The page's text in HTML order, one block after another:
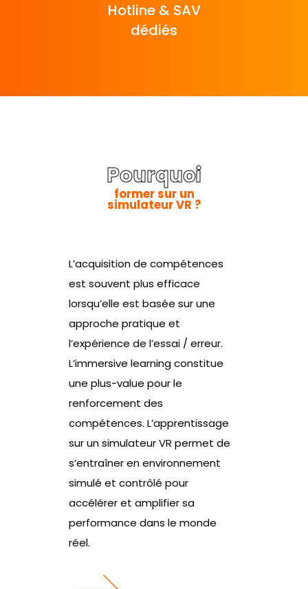
Hotline & SAV
dédiés
Pourquoi
former sur un
simulateur VR ?
L’acquisition de compétences
est souvent plus efficace
lorsqu’elle est basée sur une
approche pratique et
l’expérience de l’essai / erreur.
L’immersive learning constitue
une plus-value pour le
renforcement des
compétences. L’apprentissage
sur un simulateur VR permet de
s’entraîner en environnement
simulé et contrôlé pour
accélérer et amplifier sa
performance dans le monde
réel.